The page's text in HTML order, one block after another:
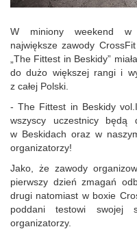
W miniony weekend w
największe zawody
„The Fittest in Beskidy”
do dużo większej rangi i
z całej Polski.
- The Fittest in Beskidy
wszyscy uczestnicy będą
w Beskidach oraz w
organizatorzy!
Jako, że zawody
pierwszy dzień zmagań
drugi natomiast w boxie
poddani testowi swojej
organizatorzy.